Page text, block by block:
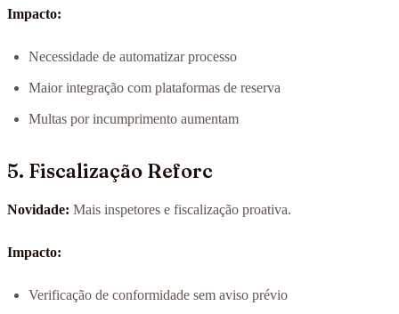
Impacto:
Necessidade de automatizar processo
Maior integração com plataformas de reserva
Multas por incumprimento aumentam
5. Fiscalização Reforc
Novidade: Mais inspetores e fiscalização proativa.
Impacto:
Verificação de conformidade sem aviso prévio